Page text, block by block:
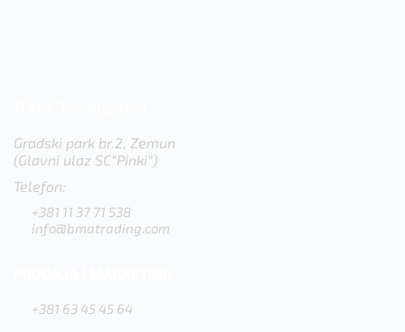
Gradski park br.2, Zemun
(Glavni ulaz SC“Pinki“)
Telefon:
+381 11 37 71 538
info@bmatrading.com
+381 63 45 45 64